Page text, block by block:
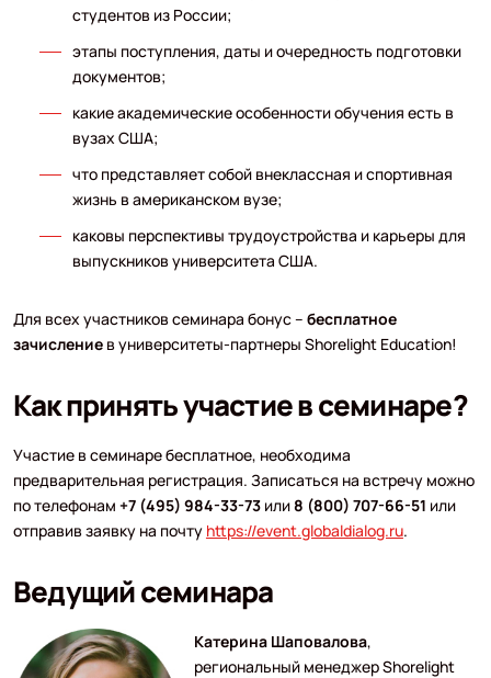
студентов из России;
этапы поступления, даты и очередность подготовки
документов;
какие академические особенности обучения есть в
вузах США;
что представляет собой внеклассная и спортивная
жизнь в американском вузе;
каковы перспективы трудоустройства и карьеры для
выпускников университета США.
Для всех участников семинара бонус – бесплатное
зачислениев университеты-партнеры Shorelight Education!
Как принять участие в семинаре?
Участие в семинаре бесплатное, необходима
предварительная регистрация. Записаться на встречу можно
по телефонам +7 (495) 984-33-73или8 (800) 707-66-51 или
отправив заявку на почту https://event.globaldialog.ru.
Ведущий семинара
Катерина Шаповалова,
региональный менеджер Shorelight